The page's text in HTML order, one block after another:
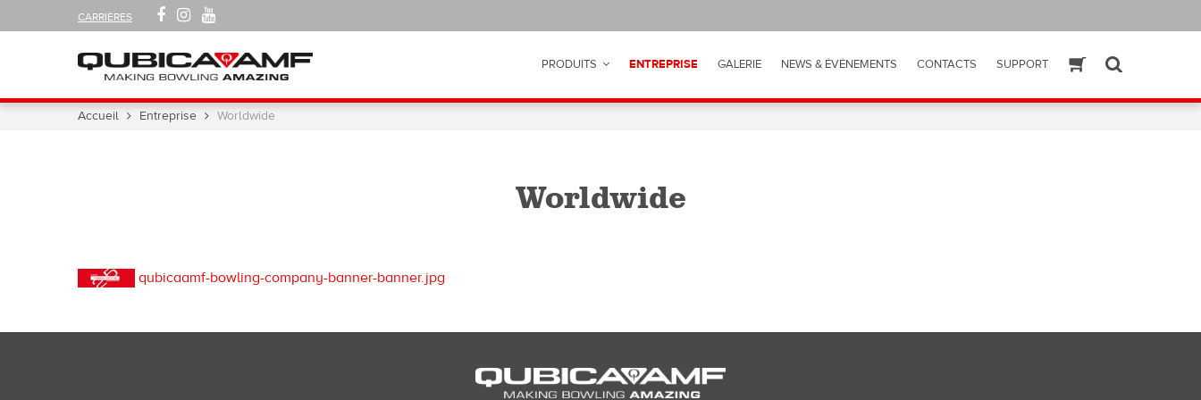
CARRIÈRES
SUIVEZ-
NOUS
FACEBOOKINSTAGRAM
Navigation PRODUITS ENTREPRISE GALERIE NEWS & ÉVÉNEMENTS CONTACTS SUPPORTESHOP
Vous
Accueil Entreprise Worldwide
Worldwide
qubicaamf-bowling-company-banner-banner.jpg